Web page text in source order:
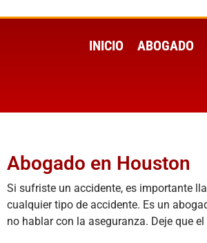
INICIO ABOGADO
Abogado en Houston
Si sufriste un accidente, es importante
cualquier tipo de accidente. Es un
no hablar con la aseguranza. Deje que